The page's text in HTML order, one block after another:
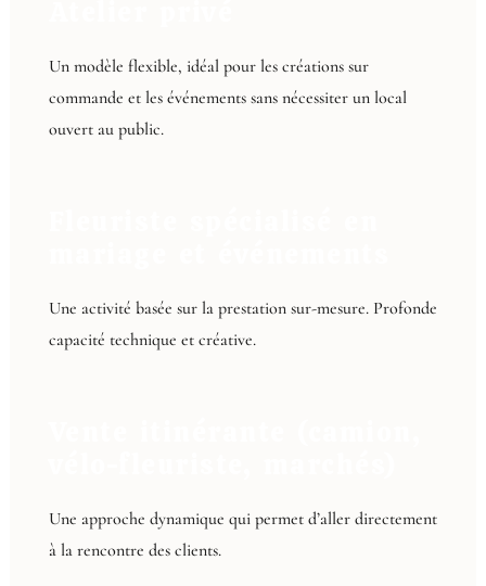
Un modèle flexible, idéal pour les créations sur
commande et les événements sans nécessiter un local
ouvert au public.
Une activité basée sur la prestation sur-mesure. Profonde
capacité technique et créative.
Une approche dynamique qui permet d’aller directement
à la rencontre des clients.